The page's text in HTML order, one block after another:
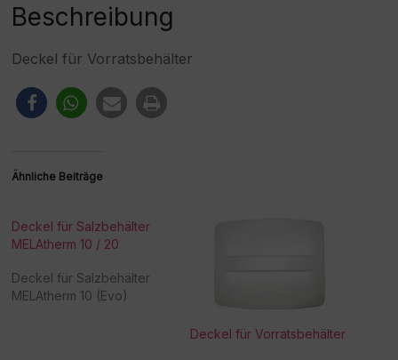
Beschreibung
Deckel für Vorratsbehälter
Ähnliche Beiträge
Deckel für Salzbehälter
MELAtherm 10 / 20
Deckel für Salzbehälter
MELAtherm 10 (Evo)
Deckel für Vorratsbehälter